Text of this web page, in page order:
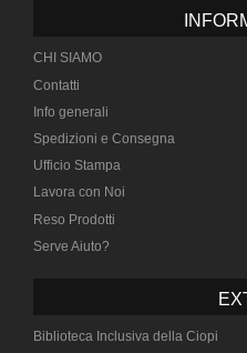
CHI SIAMO
Contatti
Info generali
Spedizioni e Consegna
Ufficio Stampa
Lavora con Noi
Reso Prodotti
Serve Aiuto?
Biblioteca Inclusiva della Ciopi